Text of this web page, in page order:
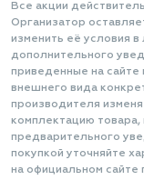
Все акции
Организатор
изменить её условия
дополнительного
приведенные на сайте
внешнего вида
производителя
комплектацию
предварительного
покупкой уточняйте
на официальном сайте